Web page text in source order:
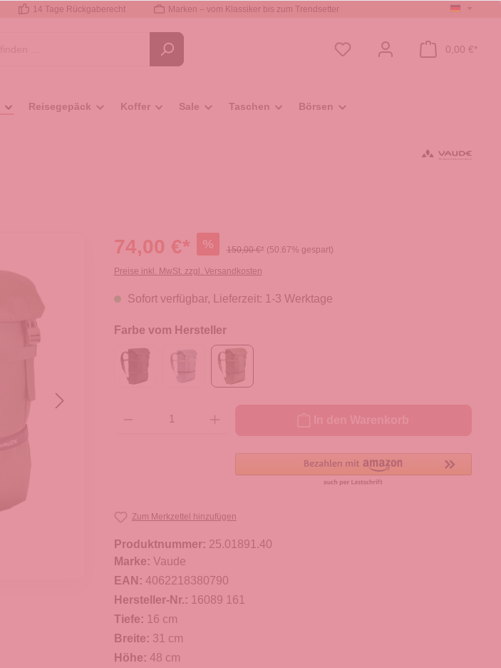
14 Tage Rückgaberecht Marken – vom Klassiker bis zum Trendsetter
0,00 €*
Reisegepäck Koffer Sale Taschen Börsen
74,00 €* % 150,00 €* (50.67% gespart)
Preise inkl. MwSt. zzgl. Versandkosten
Sofort verfügbar, Lieferzeit: 1-3 Werktage
Farbe vom Hersteller
Zum Merkzettel hinzufügen
Produktnummer: 25.01891.40
Marke: Vaude
EAN: 4062218380790
Hersteller-Nr.: 16089 161
Tiefe: 16 cm
Breite: 31 cm
Höhe: 48 cm